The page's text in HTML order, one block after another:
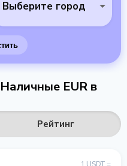
Выберите город
EUR в
Рейтинг